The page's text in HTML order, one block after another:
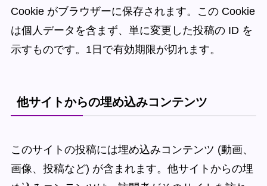
Cookie がブラウザーに保存されます。この Cookie
は個人データを含まず、単に変更した投稿の ID を
示すものです。1日で有効期限が切れます。
他サイトからの埋め込みコンテンツ
このサイトの投稿には埋め込みコンテンツ (動画、
画像、投稿など) が含まれます。他サイトからの埋